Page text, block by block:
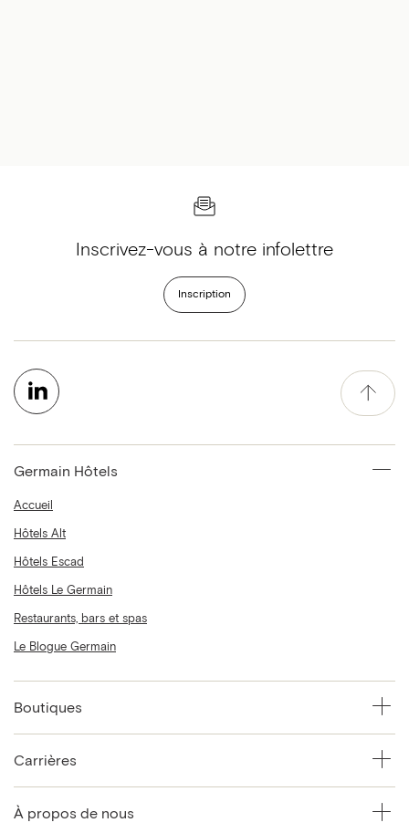
Inscrivez-vous à notre infolettre
Inscription
Germain Hôtels
Accueil
Hôtels Alt
Hôtels Escad
Hôtels Le Germain
Restaurants, bars et spas
Le Blogue Germain
Boutiques
Carrières
À propos de nous